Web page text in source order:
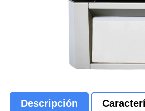
Descripción